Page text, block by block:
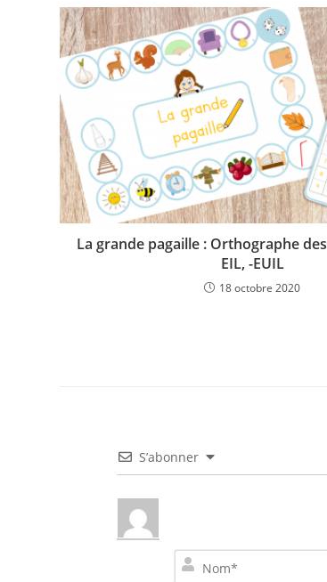
La grande pagaille : Orthographe
EIL, -EUIL
18 octobre 2020
S’abonner